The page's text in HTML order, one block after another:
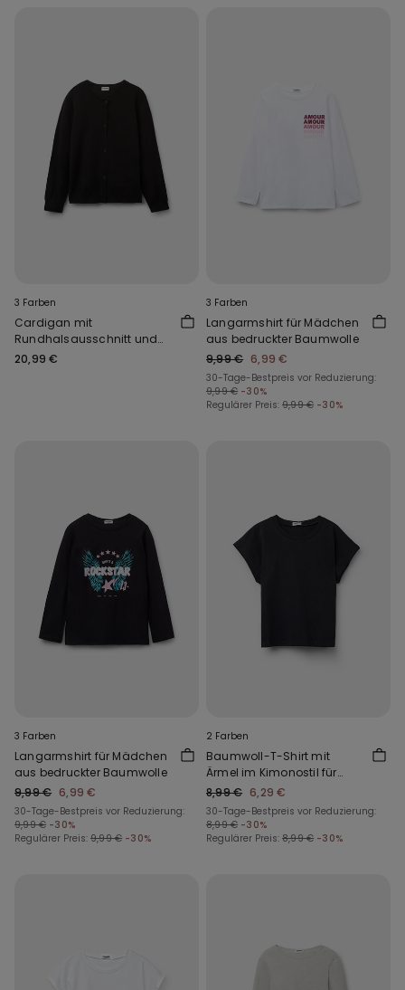
3 Farben
Cardigan mit
Rundhalsausschnitt und
Knöpfen für Mädchen
20,99 €
3 Farben
Langarmshirt für Mädchen
aus bedruckter Baumwolle
9,99 € 6,99 €
30-Tage-Bestpreis vor Reduzierung:
9,99 € -30%
Regulärer Preis: 9,99 € -30%
3 Farben
Langarmshirt für Mädchen
aus bedruckter Baumwolle
9,99 € 6,99 €
30-Tage-Bestpreis vor Reduzierung:
9,99 € -30%
Regulärer Preis: 9,99 € -30%
2 Farben
Baumwoll-T-Shirt mit
Ärmel im Kimonostil für
Mädchen
8,99 € 6,29 €
30-Tage-Bestpreis vor Reduzierung:
8,99 € -30%
Regulärer Preis: 8,99 € -30%